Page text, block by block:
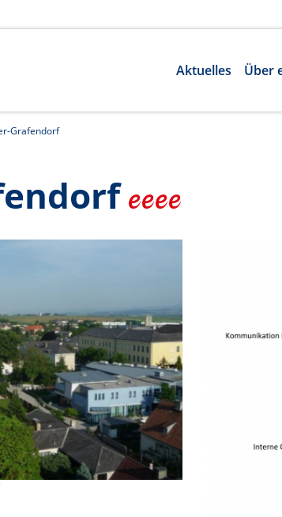
Aktuelles Über
Grafendorf